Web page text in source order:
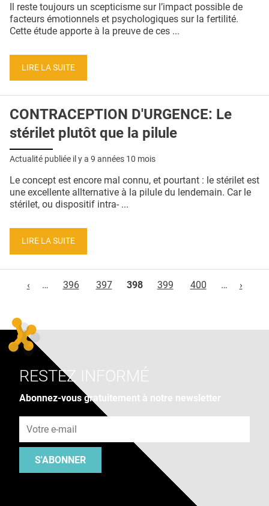
Il reste toujours un scepticisme sur l’impact possible de
facteurs émotionnels et psychologiques sur la fertilité.
Cette étude apporte à la preuve de ces ...
LIRE LA SUITE
CONTRACEPTION D'URGENCE: Le
stérilet plutôt que la pilule
Actualité publiée il y a 9 années 10 mois
Le concept est encore mal connu, et pourtant : le stérilet est
une excellente allternative à la pilule du lendemain. Car le
stérilet, ou dispositif intra- ...
LIRE LA SUITE
‹
… 396 397 398 399 400 … ›
RESTEZ INFORMÉ
Abonnez-vous gratuitement à notre newsletter
S'ABONNER